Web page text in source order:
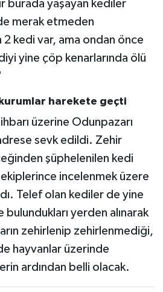
burada yaşayan kediler
merak etmeden
kedi var, ama ondan önce
yine çöp kenarlarında ölü
harekete geçti
üzerine Odunpazarı
sevk edildi. Zehir
şüphelenilen kedi
incelenmek üzere
Telef olan kediler de yine
yerden alınarak
zehirlenip zehirlenmediği,
hayvanlar üzerinde
ardından belli olacak.